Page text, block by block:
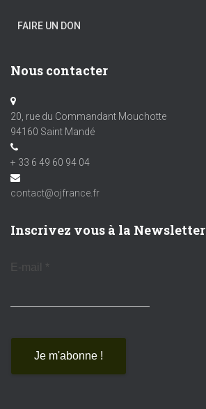
FAIRE UN DON
Nous contacter
20, rue du Commandant Mouchotte
94160 Saint Mandé
+ 33 6 49 60 94 04
contact@ojfrance.fr
Inscrivez vous à la Newsletter
E-mail *